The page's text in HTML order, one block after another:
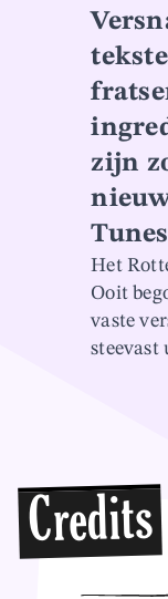
zijn
Het
Ooit
vaste
steevast
Credits